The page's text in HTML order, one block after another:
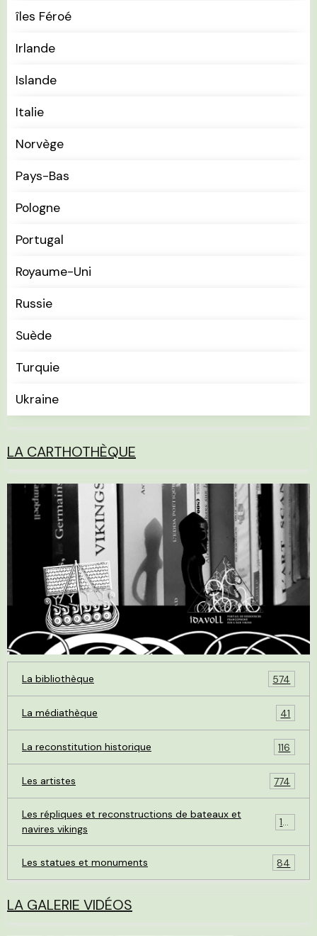
îles Féroé
Irlande
Islande
Italie
Norvège
Pays-Bas
Pologne
Portugal
Royaume-Uni
Russie
Suède
Turquie
Ukraine
LA CARTHOTHÈQUE
La bibliothèque 574
La médiathèque 41
La reconstitution historique 116
Les artistes 774
Les répliques et reconstructions de bateaux et
navires vikings
119
Les statues et monuments 84
LA GALERIE VIDÉOS